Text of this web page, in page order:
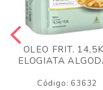
OLEO FRIT.
ELOGIATA
Código: 63632